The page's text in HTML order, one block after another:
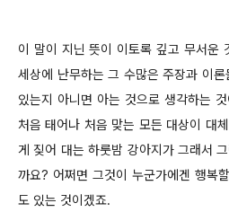
이 말이 지닌 뜻이 이토록 깊고 무서운
세상에 난무하는 그 수많은 주장과 이
있는지 아니면 아는 것으로 생각하는
처음 태어나 처음 맞는 모든 대상이 대
게 짖어 대는 하룻밤 강아지가 그래서
까요? 어쩌면 그것이 누군가에겐 행복
도 있는 것이겠죠.